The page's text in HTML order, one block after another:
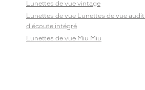
Lunettes de vue vintage
Lunettes de vue Lunettes de vue
d'écoute intégré
Lunettes de vue Miu Miu